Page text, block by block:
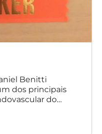
Benitti
dos principais
do
no tratamento